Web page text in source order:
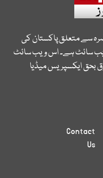
سے متعلق پاکستان کی
سائٹ ہے۔ اس ویب سائٹ
بحق ایکسپریس میڈیا
Contact
Us